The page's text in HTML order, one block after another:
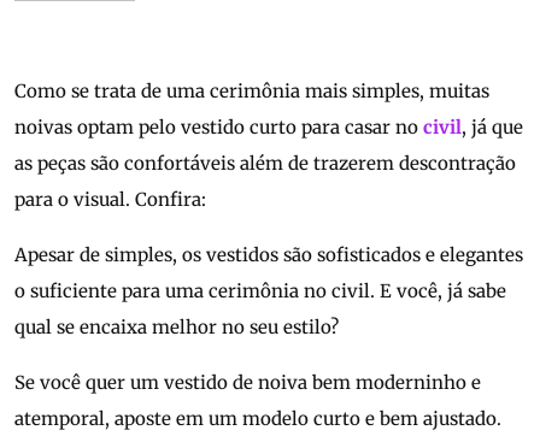
Como se trata de uma cerimônia mais simples, muitas
noivas optam pelo vestido curto para casar no civil, já que
as peças são confortáveis além de trazerem descontração
para o visual. Confira:
Apesar de simples, os vestidos são sofisticados e elegantes
o suficiente para uma cerimônia no civil. E você, já sabe
qual se encaixa melhor no seu estilo?
Se você quer um vestido de noiva bem moderninho e
atemporal, aposte em um modelo curto e bem ajustado.